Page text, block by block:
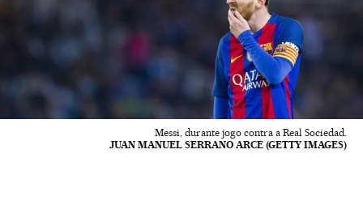
Messi, durante jogo contra a Real Sociedad.
JUAN MANUEL SERRANO ARCE (GETTY IMAGES)